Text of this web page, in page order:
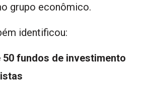
grupo econômico.
identificou:
50 fundos de investimento